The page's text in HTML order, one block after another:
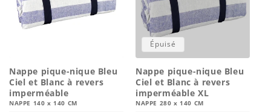
Nappe pique-nique Bleu
Ciel et Blanc à revers
imperméable
NAPPE 140 x 140 CM
Épuisé
Nappe pique-nique Bleu
Ciel et Blanc à revers
imperméable XL
NAPPE 280 x 140 CM